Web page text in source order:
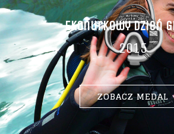
Ekonurkowy Dzień
2015
ZOBACZ MEDAL